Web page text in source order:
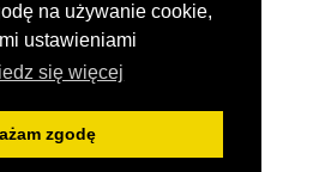
na używanie cookie,
ustawieniami
się więcej
zgodę